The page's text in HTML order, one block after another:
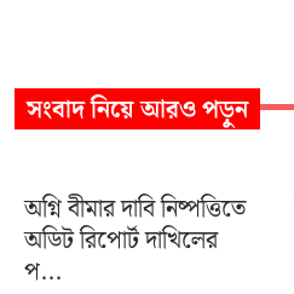
সংবাদনিয়ে আরও পড়ুন
অগ্নি বীমার দাবি নিষ্পত্তিতে
অডিট রিপোর্ট দাখিলের
প...